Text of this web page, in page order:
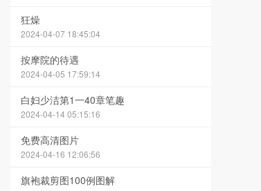
狂燥
2024-04-07 18:45:04
按摩院的待遇
2024-04-05 17:59:14
白妇少洁第1一40章笔趣
2024-04-14 05:15:16
免费高清图片
2024-04-16 12:06:56
旗袍裁剪图100例图解